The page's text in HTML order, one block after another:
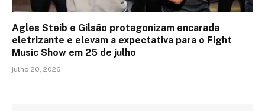
Agles Steib e Gilsão protagonizam encarada
eletrizante e elevam a expectativa para o Fight
Music Show em 25 de julho
julho 20, 2026